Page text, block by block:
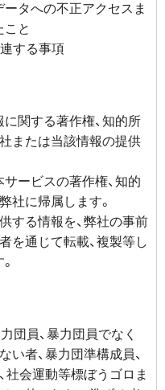
ータへの不正アクセスま
こと
する事項
関する著作権、知的所
または当該情報の提供
ービスの著作権、知的
社に帰属します。
する情報を、弊社の事前
を通じて転載、複製等し
団員、暴力団員でなく
者、暴力団準構成員、
社会運動等標ぼうゴロま